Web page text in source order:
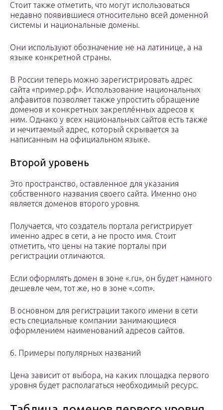
Стоит также отметить, что могут использоваться
недавно появившиеся относительно всей доменной
системы и национальные домены.
Они используют обозначение не на латинице, а на
языке конкретной страны.
В России теперь можно зарегистрировать адрес
сайта «пример.рф». Использование национальных
алфавитов позволяет также упростить обращение
доменов и конкретных закреплённых адресов к
ним. Однако у всех национальных сайтов есть также
и нечитаемый адрес, который скрывается за
написанным на официальном языке.
Второй уровень
Это пространство, оставленное для указания
собственного названия своего сайта. Именно оно
является доменов второго уровня.
Получается, что создатель портала регистрирует
именно адрес в сети, а не просто имя. Стоит
отметить, что цены на такие порталы при
регистрации отличаются.
Если оформлять домен в зоне «.ru», он будет намного
дешевле чем, тот же, но в зоне «.com».
В основном для регистрации такого имени в сети
есть специальные компании занимающиеся
оформлением наименований адресов сайтов.
6. Примеры популярных названий
Цена зависит от выбора, на каких площадка первого
уровня будет располагаться необходимый ресурс.